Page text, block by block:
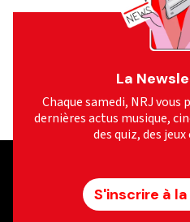
La
Chaque samedi, NRJ vous
dernières actus musique,
des quiz, des
S'inscrire à